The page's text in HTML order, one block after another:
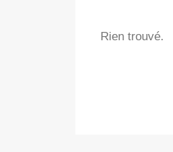
Rien trouvé.